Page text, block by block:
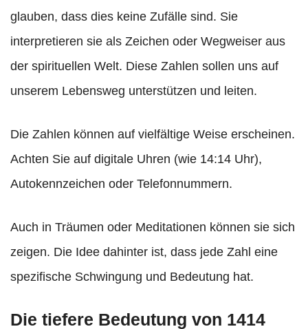
glauben, dass dies keine Zufälle sind. Sie
interpretieren sie als Zeichen oder Wegweiser aus
der spirituellen Welt. Diese Zahlen sollen uns auf
unserem Lebensweg unterstützen und leiten.
Die Zahlen können auf vielfältige Weise erscheinen.
Achten Sie auf digitale Uhren (wie 14:14 Uhr),
Autokennzeichen oder Telefonnummern.
Auch in Träumen oder Meditationen können sie sich
zeigen. Die Idee dahinter ist, dass jede Zahl eine
spezifische Schwingung und Bedeutung hat.
Die tiefere Bedeutung von 1414